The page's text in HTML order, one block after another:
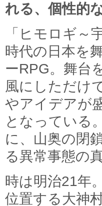
れる、個性的
「ヒモロギ～
時代の日本を
ーRPG。舞台
風にしただけ
やアイデアが
となっている
に、山奥の閉
る異常事態の
時は明治21年
位置する大神